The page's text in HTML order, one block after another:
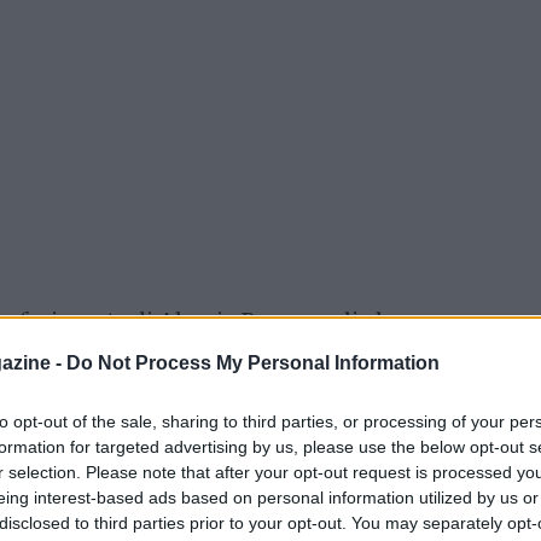
- Do Not Process My Personal Information
opt-out of the sale, sharing to third parties, or processing of your
for targeted advertising by us, please use the below opt-out
selection. Please note that after your opt-out request is processed
interest-based ads based on personal information utilized by us
to third parties prior to your opt-out. You may separately
di Alessio Romagnoli al
concorrenza di Tomori e potrebbe volare
di mercato: “Abbiamo sfruttato la pausa
parlare di questa stagione e della
importante per il futuro. Ma non parlerò di